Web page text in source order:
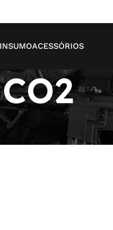
ACESSÓRIOS
Mostrar